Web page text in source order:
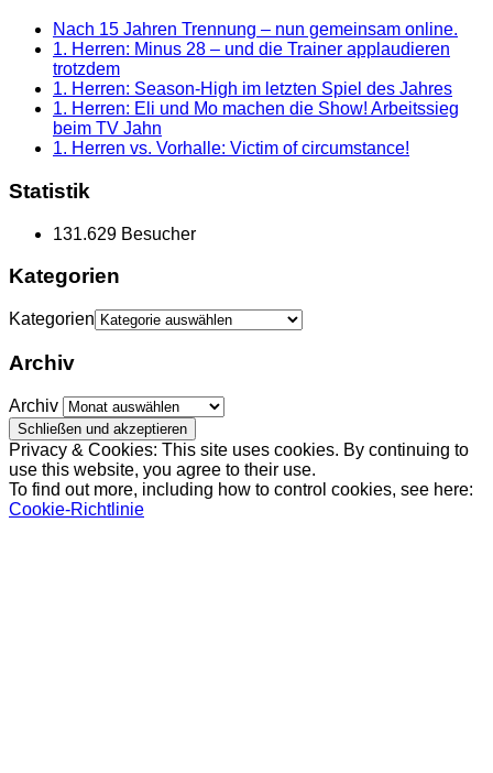
Nach 15 Jahren Trennung – nun gemeinsam online.
1. Herren: Minus 28 – und die Trainer applaudieren
trotzdem
1. Herren: Season-High im letzten Spiel des Jahres
1. Herren: Eli und Mo machen die Show! Arbeitssieg
beim TV Jahn
1. Herren vs. Vorhalle: Victim of circumstance!
Statistik
131.629 Besucher
Kategorien
Kategorien
Archiv
Archiv
Privacy & Cookies: This site uses cookies. By continuing to
use this website, you agree to their use.
To find out more, including how to control cookies, see here:
Cookie-Richtlinie